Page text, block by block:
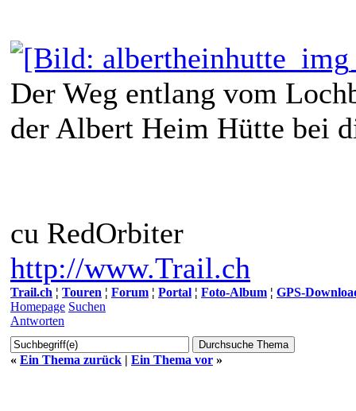
Der Weg entlang vom
der Albert Heim Hütte bei
cu RedOrbiter
http://www.Trail.ch
Trail.ch ¦ Touren ¦ Forum ¦ Portal ¦ Foto-Album ¦ GPS-
Homepage Suchen
Antworten
« Ein Thema zurück | Ein Thema vor »